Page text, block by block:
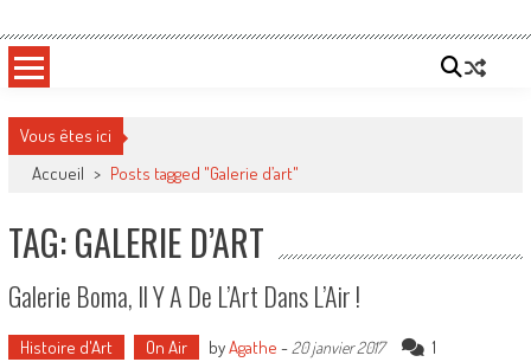
Vous êtes ici
Accueil > Posts tagged "Galerie d’art"
TAG: GALERIE D’ART
Galerie Boma, Il Y A De L’Art Dans L’Air !
Histoire d'Art On Air byAgathe - 20 janvier 2017 1